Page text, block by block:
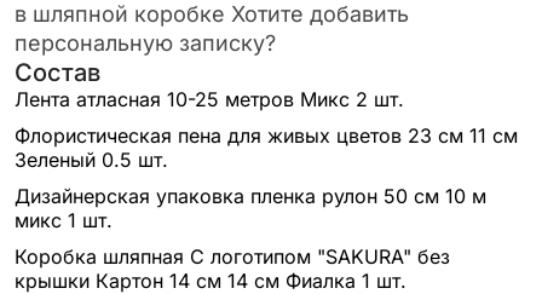
в шляпной коробке Хотите добавить
персональную записку?
Состав
Лента атласная 10-25 метров Микс 2 шт.
Флористическая пена для живых цветов 23 см 11 см
Зеленый 0.5 шт.
Дизайнерская упаковка пленка рулон 50 см 10 м
микс 1 шт.
Коробка шляпная С логотипом "SAKURA" без
крышки Картон 14 см 14 см Фиалка 1 шт.